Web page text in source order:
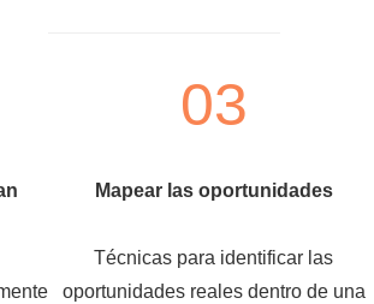
03
Mapear las oportunidades
Técnicas para identificar las
oportunidades reales dentro de una